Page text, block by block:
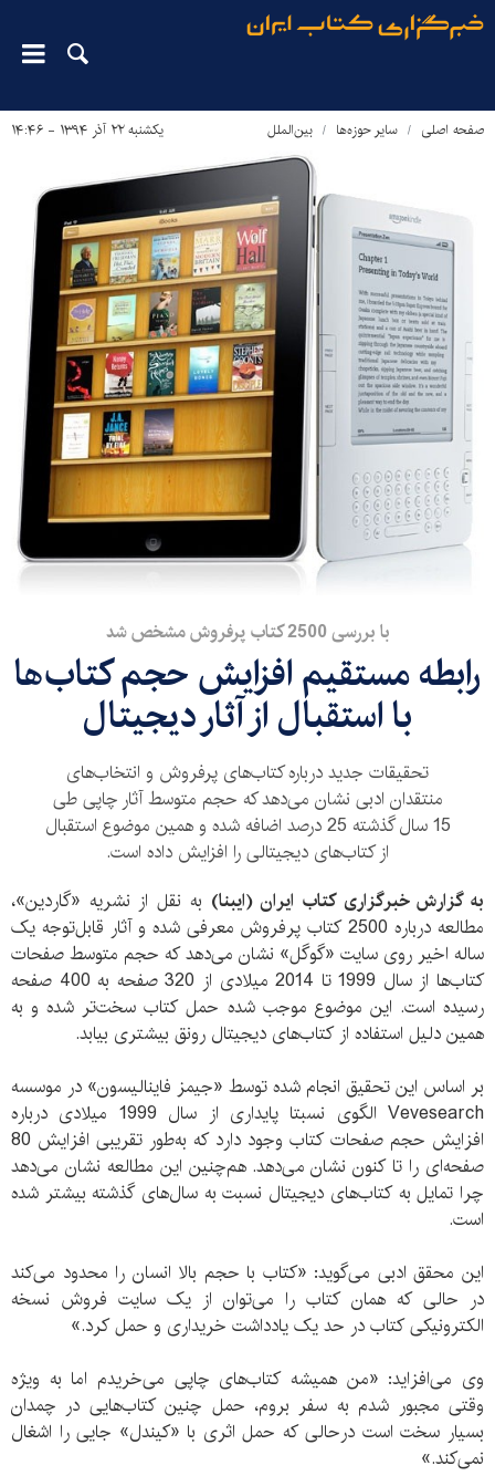
صفحه اصلی سایر حوزه‌ها بین‌الملل یکشنبه ۲۲ آذر ۱۳۹۴ - ۱۴:۴۶
با بررسی 2500 کتاب پرفروش مشخص شد
رابطه مستقیم افزایش حجم کتاب‌ها
با استقبال از آثار دیجیتال
تحقیقات جدید درباره کتاب‌های پرفروش و انتخاب‌های
منتقدان ادبی نشان می‌دهد که حجم متوسط آثار چاپی طی
15 سال گذشته 25 درصد اضافه شده و همین موضوع استقبال
از کتاب‌های دیجیتالی را افزایش داده است.
به گزارش خبرگزاری کتاب ایران (ایبنا) به نقل از نشریه «گاردین»،
مطالعه درباره 2500 کتاب پرفروش معرفی شده و آثار قابل‌توجه یک
ساله اخیر روی سایت «گوگل» نشان می‌دهد که حجم متوسط صفحات
کتاب‌ها از سال 1999 تا 2014 میلادی از 320 صفحه به 400 صفحه
رسیده است. این موضوع موجب شده حمل کتاب سخت‌تر شده و به
همین دلیل استفاده از کتاب‌های دیجیتال رونق بیشتری بیابد.
بر اساس این تحقیق انجام شده توسط «جیمز فاینالیسون» در موسسه
Vevesearch الگوی نسبتا پایداری از سال 1999 میلادی درباره
افزایش حجم صفحات کتاب وجود دارد که به‌طور تقریبی افزایش 80
صفحه‌ای را تا کنون نشان می‌دهد. هم‌چنین این مطالعه نشان می‌دهد
چرا تمایل به کتاب‌های دیجیتال نسبت به سال‌های گذشته بیشتر شده
است.
این محقق ادبی می‌گوید: «کتاب با حجم بالا انسان را محدود می‌کند
در حالی که همان کتاب را می‌توان از یک سایت فروش نسخه
الکترونیکی کتاب در حد یک یادداشت خریداری و حمل کرد.»
وی می‌افزاید: «من همیشه کتاب‌های چاپی می‌خریدم اما به ویژه
وقتی مجبور شدم به سفر بروم، حمل چنین کتاب‌هایی در چمدان
بسیار سخت است درحالی که حمل اثری با «کیندل» جایی را اشغال
نمی‌کند.»